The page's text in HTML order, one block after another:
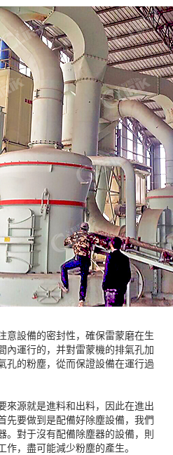
意設備的密封性，確保雷蒙磨在生
內運行的，并對雷蒙機的排氣孔加
孔的粉塵，從而保證設備在運行過
來源就是進料和出料，因此在進出
先要做到是配備好除塵設備，我們
。對于沒有配備除塵器的設備，則
，盡可能減少粉塵的產生。